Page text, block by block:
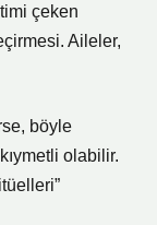
çeken
Aileler,
böyle
olabilir.